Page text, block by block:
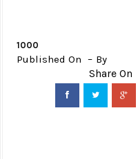
1000
Published On By